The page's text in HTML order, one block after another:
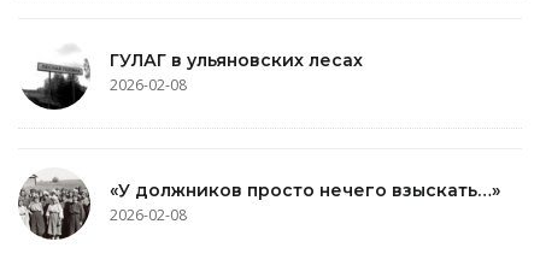
ГУЛАГ в ульяновских лесах
2026-02-08
«У должников просто нечего взыскать…»
2026-02-08